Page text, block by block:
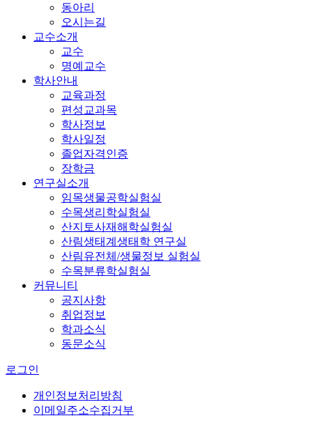
동아리
오시는길
교수소개
교수
명예교수
학사안내
교육과정
편성교과목
학사정보
학사일정
졸업자격인증
장학금
연구실소개
임목생물공학실험실
수목생리학실험실
산지토사재해학실험실
산림생태계생태학 연구실
산림유전체/생물정보 실험실
수목분류학실험실
커뮤니티
공지사항
취업정보
학과소식
동문소식
로그인
개인정보처리방침
이메일주소수집거부